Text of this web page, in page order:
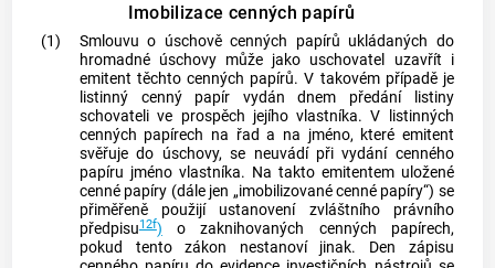
Imobilizace cenných papírů
(1) Smlouvu o úschověcenných papírů ukládaných do
hromadné úschovy může jako uschovatel uzavřít i
emitent těchtocenných papírů. V takovém případě je
listinný cenný papír vydán dnem předání listiny
schovateli ve prospěch jejího vlastníka. V listinných
cenných papírech na řad a na jméno, které emitent
svěřuje do úschovy, se neuvádí při vydání cenného
papíru jméno vlastníka. Na takto emitentem uložené
cenné papíry (dále jen „imobilizovanécenné papíry“) se
přiměřeně použijí ustanovení zvláštního právního
předpisu12f) o zaknihovaných cenných papírech,
pokud tento zákon nestanoví jinak. Den zápisu